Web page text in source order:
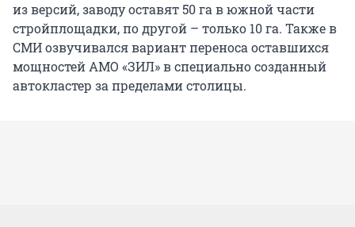
из версий, заводу оставят 50 га в южной части
стройплощадки, по другой – только 10 га. Также в
СМИ озвучивался вариант переноса оставшихся
мощностей АМО «ЗИЛ» в специально созданный
автокластер за пределами столицы.